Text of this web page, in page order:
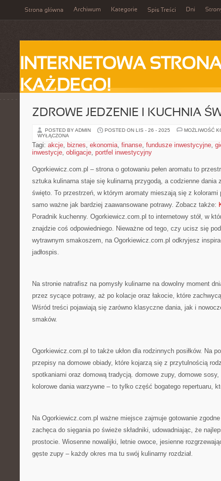
Strona główna Archiwum Kategorie Spis Treści Dni
INTERNETOWA
KAŻDEGO!
ZDROWE JEDZENIE I KUCHNIA
POSTED BY ADMIN POSTED ON LIS - 26 - 2025
MOŻLIWOŚĆ
WYŁĄCZONA
Tagi: akcje, biznes, ekonomia, finanse, fundusze inwestycyjne,
inwestycje, obligacje, portfel inwestycyjny
Ogorkiewicz.com.pl – strona o gotowaniu pełen aromatu to
sztuka kulinarna staje się kulinarną przygodą, a codzienne dania
święto. To przestrzeń, w którym aromaty mieszają się z kolorami
samo ważne jak bardziej zaawansowane potrawy. Zobacz także:
Poradnik kuchenny. Ogorkiewicz.com.pl to internetowy stół, w
znajdzie coś odpowiedniego. Nieważne od tego, czy ucisz się
wytrawnym smakoszem, na Ogorkiewicz.com.pl odkryjesz
jadłospis.
Na stronie natrafisz na pomysły kulinarne na dowolny moment
przez sycące potrawy, aż po kolacje oraz łakocie, które
Wśród treści pojawiają się zarówno klasyczne dania, jak i
smaków.
Ogorkiewicz.com.pl to także ukłon dla rodzinnych posiłków. Na
przepisy na domowe obiady, które kojarzą się z przytulnością
spotkaniami oraz domową tradycją. domowe zupy, domowe
kolorowe dania warzywne – to tylko część bogatego repertuaru,
Na Ogorkiewicz.com.pl ważne miejsce zajmuje gotowanie
zachęca do sięgania po świeże składniki, udowadniając, że
prostocie. Wiosenne nowalijki, letnie owoce, jesienne
gęste zupy – każdy okres ma tu swój kulinarny rozdział.